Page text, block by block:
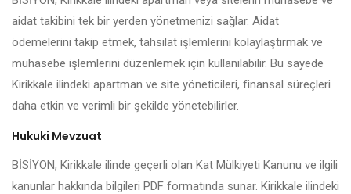
aidat takibini tek bir yerden yönetmenizi sağlar. Aidat
ödemelerini takip etmek, tahsilat işlemlerini kolaylaştırmak ve
muhasebe işlemlerini düzenlemek için kullanılabilir. Bu sayede
Kirikkale ilindeki apartman ve site yöneticileri, finansal süreçleri
daha etkin ve verimli bir şekilde yönetebilirler.
Hukuki Mevzuat
BİSİYON, Kirikkale ilinde geçerli olan Kat Mülkiyeti Kanunu ve ilgili
kanunlar hakkında bilgileri PDF formatında sunar. Kirikkale ilindeki